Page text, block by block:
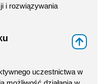
i rozwiązywania
uczestnictwa w